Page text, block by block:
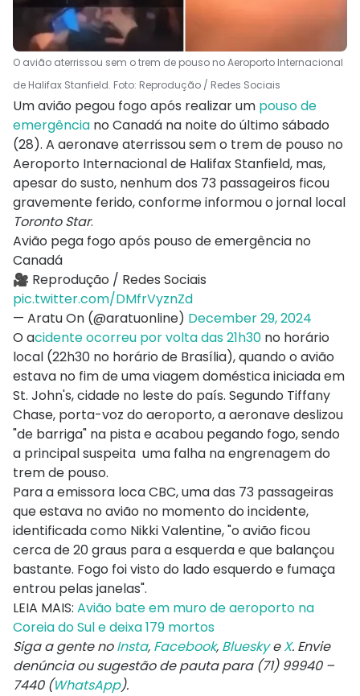
O avião aterrissou sem o trem de pouso no Aeroporto Internacional
de Halifax Stanfield. Foto: Reprodução / Redes Sociais
Um avião pegou fogo após realizar um pouso de
emergência no Canadá na noite do último sábado
(28). A aeronave aterrissou sem o trem de pouso no
Aeroporto Internacional de Halifax Stanfield, mas,
apesar do susto, nenhum dos 73 passageiros ficou
gravemente ferido, conforme informou o jornal local
Toronto Star.
Avião pega fogo após pouso de emergência no
Canadá
🎥 Reprodução / Redes Sociais
pic.twitter.com/DMfrVyznZd
— Aratu On (@aratuonline) December 29, 2024
O acidente ocorreu por volta das 21h30 no horário
local (22h30 no horário de Brasília), quando o avião
estava no fim de uma viagem doméstica iniciada em
St. John's, cidade no leste do país. Segundo Tiffany
Chase, porta-voz do aeroporto, a aeronave deslizou
"de barriga" na pista e acabou pegando fogo, sendo
a principal suspeita uma falha na engrenagem do
trem de pouso.
Para a emissora loca CBC, uma das 73 passageiras
que estava no avião no momento do incidente,
identificada como Nikki Valentine, "o avião ficou
cerca de 20 graus para a esquerda e que balançou
bastante. Fogo foi visto do lado esquerdo e fumaça
entrou pelas janelas".
LEIA MAIS: Avião bate em muro de aeroporto na
Coreia do Sul e deixa 179 mortos
Siga a gente noInsta, Facebook, BlueskyeX. Envie
denúncia ou sugestão de pauta para (71) 99940 –
7440 (WhatsApp).